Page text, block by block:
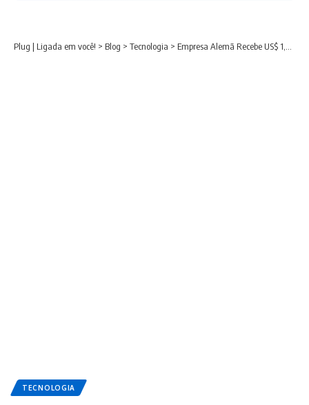
Plug | Ligada em você! > Blog > Tecnologia > Empresa Alemã Recebe US$ 1,4 Bilhão de Amazon e Nvidia Para Desenvolver Robôs com IA
TECNOLOGIA